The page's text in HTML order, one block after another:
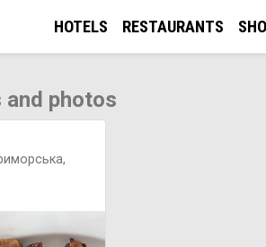
HOTELS RESTAURANTS
and photos